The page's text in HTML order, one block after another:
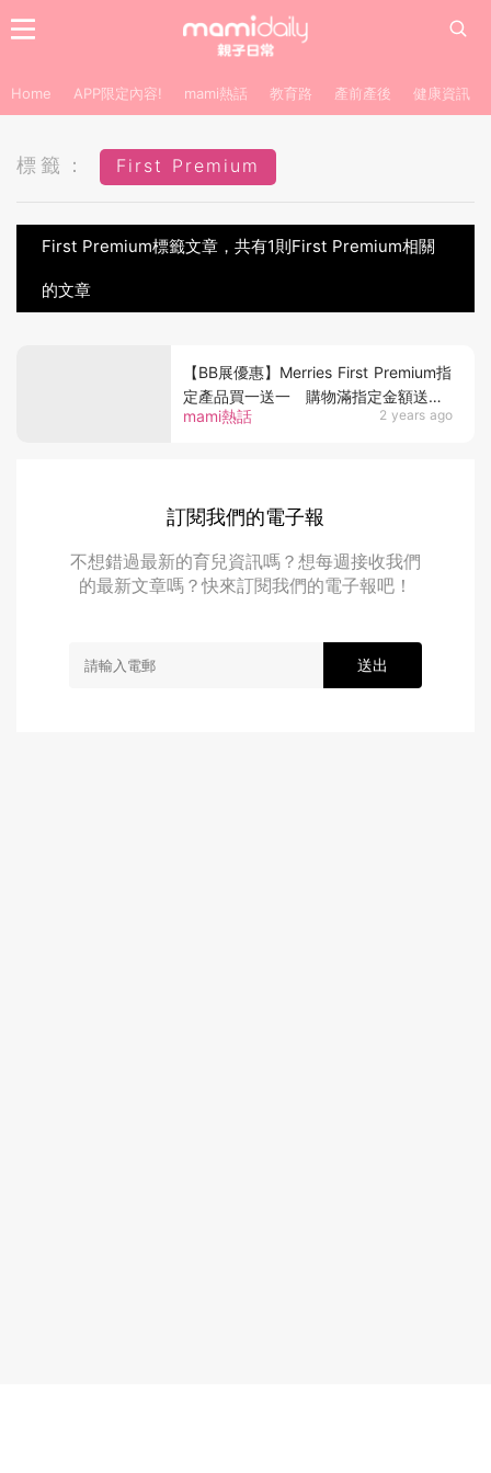
Home APP限定內容! mami熱話 教育路 產前產後 健康資訊
標籤： First Premium
First Premium標籤文章，共有1則First Premium相關
的文章
mami熱話 2 years ago
【BB展優惠】Merries First Premium指
定產品買一送一 購物滿指定金額送高
達 $1500禮品
訂閱我們的電子報
不想錯過最新的育兒資訊嗎？想每週接收我們
的最新文章嗎？快來訂閱我們的電子報吧！
送出